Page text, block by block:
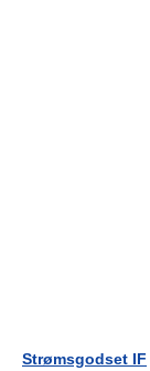
Strømsgodset IF